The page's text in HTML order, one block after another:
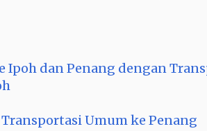
Ipoh dan Penang dengan
Umum ke Penang